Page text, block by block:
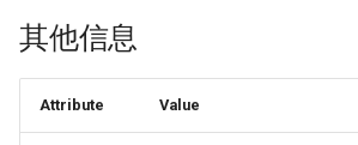
其他信息
Attribute Value